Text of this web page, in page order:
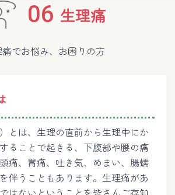
06 生理痛
痛でお悩み、お困りの方
とは、生理の直前から生理中にか
ることで起きる、下腹部や腰の痛
痛、胃痛、吐き気、めまい、腸蠕
伴うこともあります。生理痛があ